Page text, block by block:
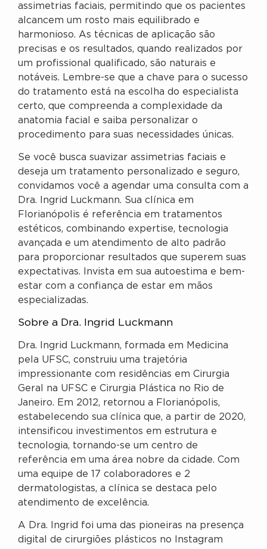
assimetrias faciais, permitindo que os pacientes
alcancem um rosto mais equilibrado e
harmonioso. As técnicas de aplicação são
precisas e os resultados, quando realizados por
um profissional qualificado, são naturais e
notáveis. Lembre-se que a chave para o sucesso
do tratamento está na escolha do especialista
certo, que compreenda a complexidade da
anatomia facial e saiba personalizar o
procedimento para suas necessidades únicas.
Se você busca suavizar assimetrias faciais e
deseja um tratamento personalizado e seguro,
convidamos você a agendar uma consulta com a
Dra. Ingrid Luckmann. Sua clínica em
Florianópolis é referência em tratamentos
estéticos, combinando expertise, tecnologia
avançada e um atendimento de alto padrão
para proporcionar resultados que superem suas
expectativas. Invista em sua autoestima e bem-
estar com a confiança de estar em mãos
especializadas.
Sobre a Dra. Ingrid Luckmann
Dra. Ingrid Luckmann, formada em Medicina
pela UFSC, construiu uma trajetória
impressionante com residências em Cirurgia
Geral na UFSC e Cirurgia Plástica no Rio de
Janeiro. Em 2012, retornou a Florianópolis,
estabelecendo sua clínica que, a partir de 2020,
intensificou investimentos em estrutura e
tecnologia, tornando-se um centro de
referência em uma área nobre da cidade. Com
uma equipe de 17 colaboradores e 2
dermatologistas, a clínica se destaca pelo
atendimento de excelência.
A Dra. Ingrid foi uma das pioneiras na presença
digital de cirurgiões plásticos no Instagram